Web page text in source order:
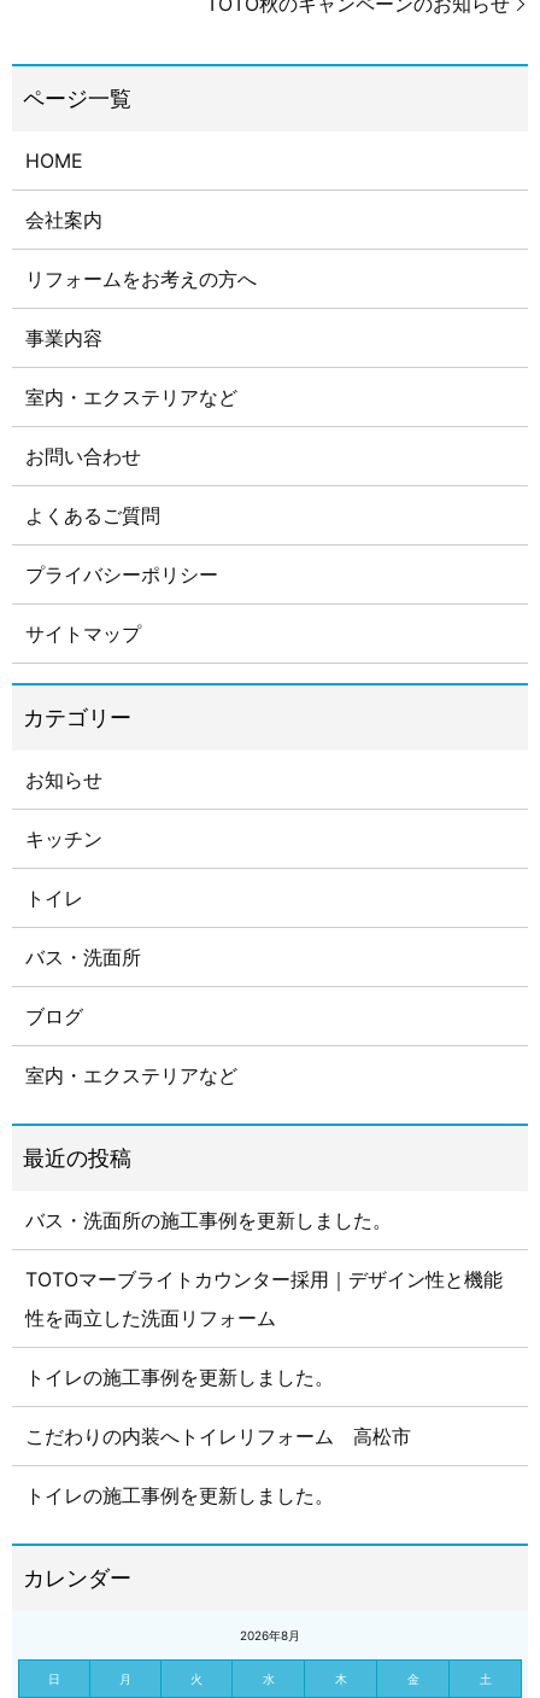
HOME
会社案内
リフォームをお考えの方へ
事業内容
室内・エクステリアなど
お問い合わせ
よくあるご質問
プライバシーポリシー
サイトマップ
お知らせ
キッチン
トイレ
バス・洗面所
ブログ
室内・エクステリアなど
バス・洗面所の施工事例を更新しました。
TOTOマーブライトカウンター採用｜デザイン性と機能
性を両立した洗面リフォーム
トイレの施工事例を更新しました。
こだわりの内装へトイレリフォーム 高松市
トイレの施工事例を更新しました。
2026年8月
日 月 火 水 木 金 土